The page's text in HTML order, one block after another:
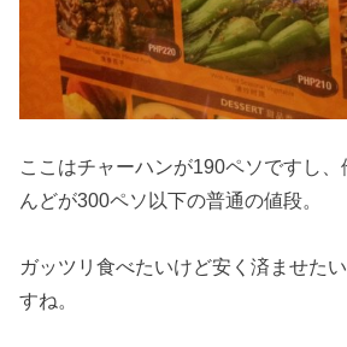
ここはチャーハンが190ペソですし、
んどが300ペソ以下の普通の値段。
ガッツリ食べたいけど安く済ませた
すね。